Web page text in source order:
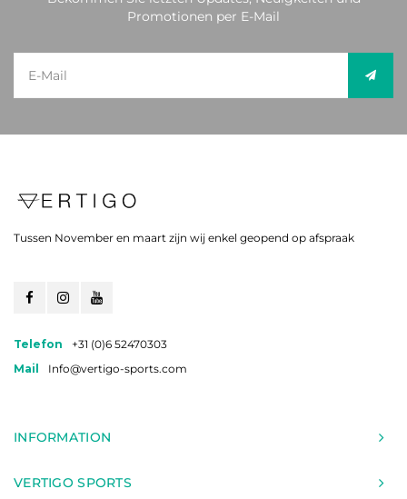
Promotionen per E-Mail
Tussen November en maart zijn wij enkel geopend op afspraak
Telefon
+31 (0)6 52470303
Mail
Info@vertigo-sports.com
INFORMATION
VERTIGO SPORTS